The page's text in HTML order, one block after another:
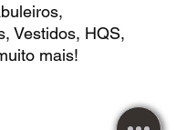
Vestidos, HQS,
mais!